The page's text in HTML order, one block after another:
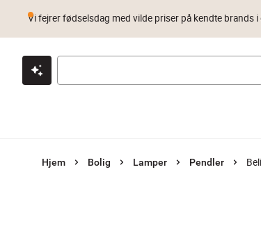
Klik & hent Byt i 1 år Prismatch
Vi fejrer fødselsdag med vilde priser på kendte brands
Hjem Bolig Lamper Pendler